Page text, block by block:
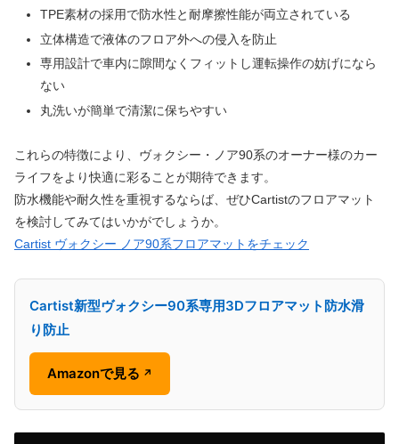
TPE素材の採用で防水性と耐摩擦性能が両立されている
立体構造で液体のフロア外への侵入を防止
専用設計で車内に隙間なくフィットし運転操作の妨げになら
ない
丸洗いが簡単で清潔に保ちやすい
これらの特徴により、ヴォクシー・ノア90系のオーナー様のカー
ライフをより快適に彩ることが期待できます。
防水機能や耐久性を重視するならば、ぜひCartistのフロアマット
を検討してみてはいかがでしょうか。
Cartist ヴォクシー ノア90系フロアマットをチェック
Cartist新型ヴォクシー90系専用3Dフロアマット防水滑
り防止
Amazonで見る ↗